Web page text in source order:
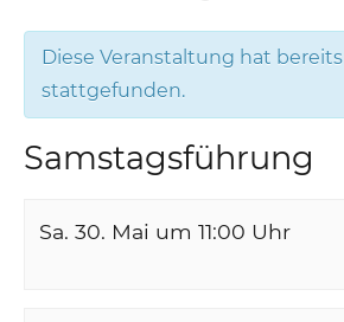
Diese Veranstaltung hat bereits
stattgefunden.
Samstagsführung
Sa. 30. Mai um 11:00 Uhr